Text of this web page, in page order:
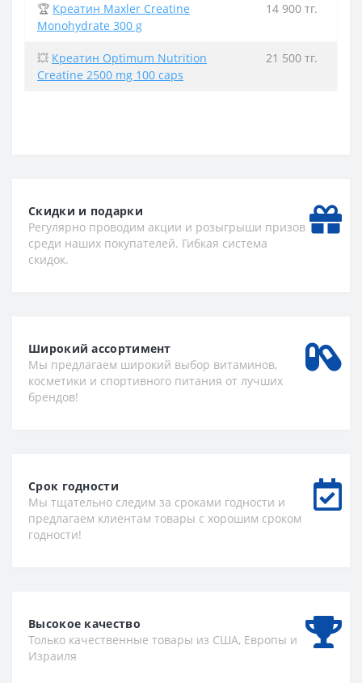
🏆 Креатин Maxler Creatine
Monohydrate 300 g
14 900 тг.
💥 Креатин Optimum Nutrition
Creatine 2500 mg 100 caps
21 500 тг.
Скидки и подарки
Регулярно проводим акции и розыгрыши призов
среди наших покупателей. Гибкая система
скидок.
Широкий ассортимент
Мы предлагаем широкий выбор витаминов,
косметики и спортивного питания от лучших
брендов!
Срок годности
Мы тщательно следим за сроками годности и
предлагаем клиентам товары с хорошим сроком
годности!
Высокое качество
Только качественные товары из США, Европы и
Израиля